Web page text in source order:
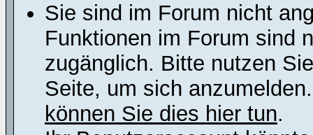
Sie sind im Forum nicht
Funktionen im Forum sind
zugänglich. Bitte nutzen
Seite, um sich
können Sie dies hier tun.